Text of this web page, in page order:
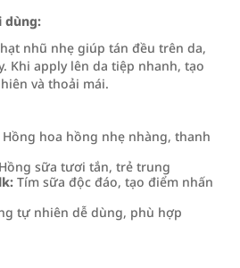
dùng:
nhũ nhẹ giúp tán đều trên da,
Khi apply lên da tiệp nhanh, tạo
và thoải mái.
Hồng hoa hồng nhẹ nhàng, thanh
Hồng sữa tươi tắn, trẻ trung
Tím sữa độc đáo, tạo điểm nhấn
tự nhiên dễ dùng, phù hợp